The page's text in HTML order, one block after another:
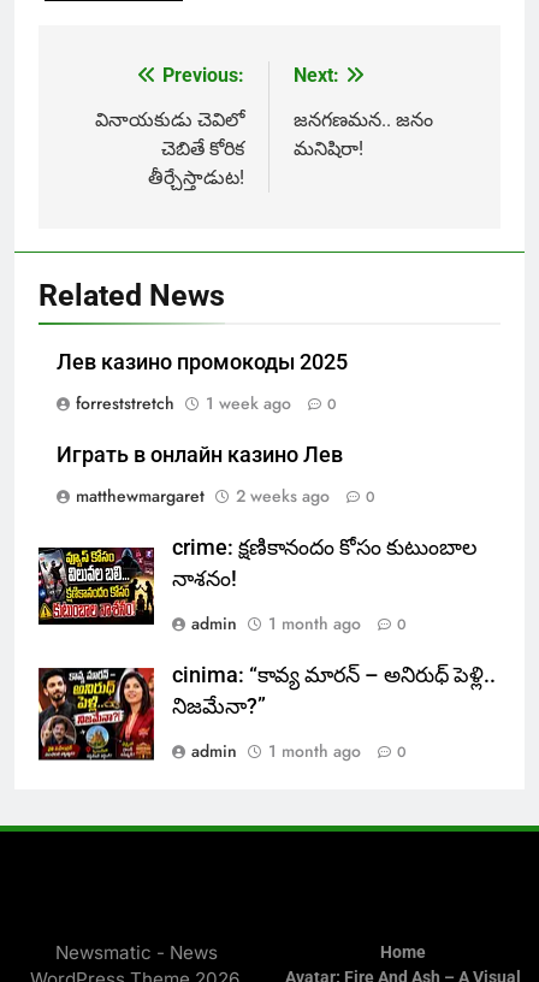
navigation
Previous:
వినాయకుడు చెవిలో
చెబితే కోరిక
తీర్చేస్తాడుట!
Next:
జనగణమన.. జనం
మనిషిరా!
Related News
Лев казино промокоды 2025
forreststretch
1 week ago 0
Играть в онлайн казино Лев
matthewmargaret
2 weeks ago 0
crime: క్షణికానందం కోసం కుటుంబాల
నాశనం!
admin
1 month ago 0
cinima: “కావ్య మారన్ – అనిరుధ్ పెళ్లి..
నిజమేనా?”
admin
1 month ago 0
Newsmatic - News
Home